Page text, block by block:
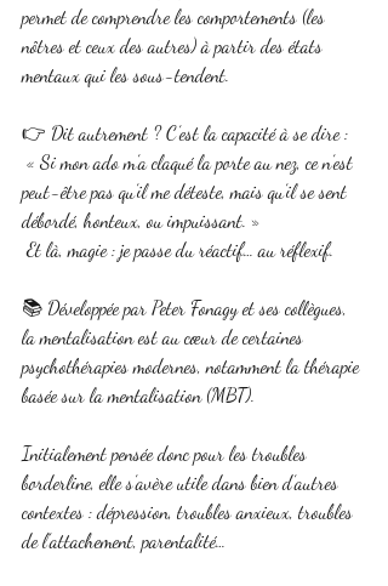
permet de comprendre les comportements (les
nôtres et ceux des autres) à partir des états
mentaux qui les sous-tendent.
👉 Dit autrement ? C’est la capacité à se dire :
« Si mon ado m’a claqué la porte au nez, ce n’est
peut-être pas qu’il me déteste, mais qu’il se sent
débordé, honteux, ou impuissant. »
Et là, magie : je passe du réactif… au réflexif.
📚 Développée par Peter Fonagy et ses collègues,
la mentalisation est au cœur de certaines
psychothérapies modernes, notamment la thérapie
basée sur la mentalisation (MBT).
Initialement pensée donc pour les troubles
borderline, elle s’avère utile dans bien d’autres
contextes : dépression, troubles anxieux, troubles
de l’attachement, parentalité…